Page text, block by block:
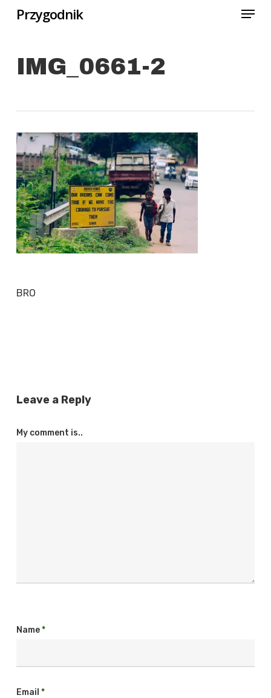
Skip
content
Przygodnik Menu
IMG_0661-2
BRO
Leave a Reply
My comment is..
Name*
Email *